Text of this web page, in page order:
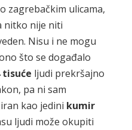
zagrebačkim ulicama,
nitko nije niti
Nisu i ne mogu
što se događalo
tisuće ljudi prekršajno
pa ni sam
kao jedini kumir
ljudi može okupiti